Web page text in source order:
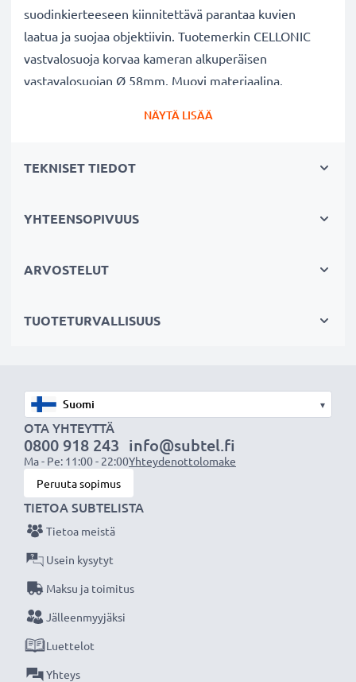
suodinkierteeseen kiinnitettävä parantaa kuvien
laatua ja suojaa objektiivin. Tuotemerkin CELLONIC
vastvalosuoja korvaa kameran alkuperäisen
vastavalosuojan Ø 58mm. Muovi materiaalina.
tuotemerkiltä CELLONIC
✔ Lisää värien syvyyttä, kontrastia ja yksityiskohtia
✔ Suojaa linssiä sateelta, pölyltä sekä muilta tahroilta
✔ Ei sovellu super-, ultra- tai laajakulmaobjektiiveille
✔ Yleinen vastavalosuoja kaikkiin objektiivin
suodinkierteisiin, joissa on sama halkaisija
Tekniset tiedot:
Halkaisija:Ø 58mm
Materiaali:Muovi
Muoto:
Lisää yksityiskohtia, kontrastia ja väriä - DV-
videokameran vastavalosuoja kulmikas
suodinkierteeseen kiinnitettävä tuotemerkiltä
CELLONIC 3 vuoden takuulla!
NÄYTÄ LISÄÄ
TEKNISET TIEDOT
YHTEENSOPIVUUS
ARVOSTELUT
TUOTETURVALLISUUS
▾
OTA YHTEYTTÄ
0800 918 243
Ma - Pe: 11:00 - 22:00
info@subtel.fi
Yhteydenottolomake
Peruuta sopimus
TIETOA SUBTELISTA
Tietoa meistä
Usein kysytyt
Maksu ja toimitus
Jälleenmyyjäksi
Luettelot
Yhteys